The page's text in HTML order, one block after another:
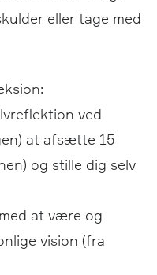
eller tage med
ved
at afsætte 15
og stille dig selv
at være og
vision (fra